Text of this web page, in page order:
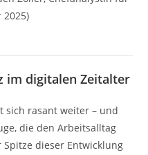
2025)
im digitalen Zeitalter
sich rasant weiter – und
die den Arbeitsalltag
dieser Entwicklung